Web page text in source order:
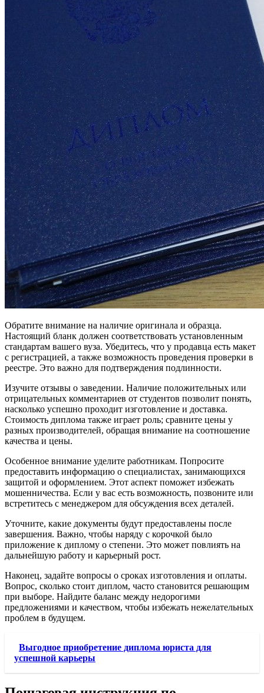
Обратите внимание на наличие оригинала и образца.
Настоящий бланк должен соответствовать установленным
стандартам вашего вуза. Убедитесь, что у продавца есть макет
с регистрацией, а также возможность проведения проверки в
реестре. Это важно для подтверждения подлинности.
Изучите отзывы о заведении. Наличие положительных или
отрицательных комментариев от студентов позволит понять,
насколько успешно проходит изготовление и доставка.
Стоимость диплома также играет роль; сравните цены у
разных производителей, обращая внимание на соотношение
качества и цены.
Особенное внимание уделите работникам. Попросите
предоставить информацию о специалистах, занимающихся
защитой и оформлением. Этот аспект поможет избежать
мошенничества. Если у вас есть возможность, позвоните или
встретитесь с менеджером для обсуждения всех деталей.
Уточните, какие документы будут предоставлены после
завершения. Важно, чтобы наряду с корочкой было
приложение к диплому о степени. Это может повлиять на
дальнейшую работу и карьерный рост.
Наконец, задайте вопросы о сроках изготовления и оплаты.
Вопрос, сколько стоит диплом, часто становится решающим
при выборе. Найдите баланс между недорогими
предложениями и качеством, чтобы избежать нежелательных
проблем в будущем.
Выгодное приобретение диплома юриста для
успешной карьеры